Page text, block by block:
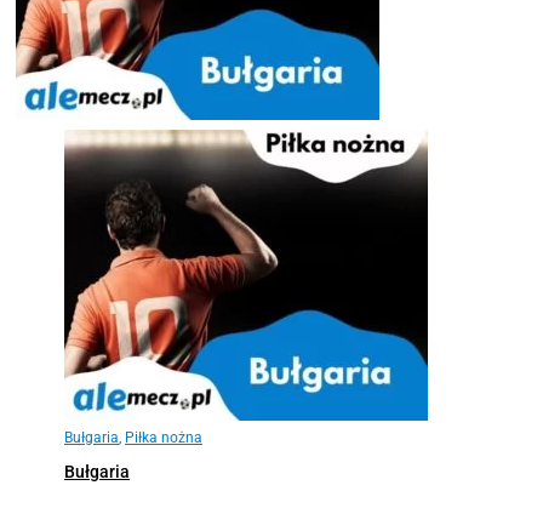
Bułgaria, Piłka nożna
Bułgaria